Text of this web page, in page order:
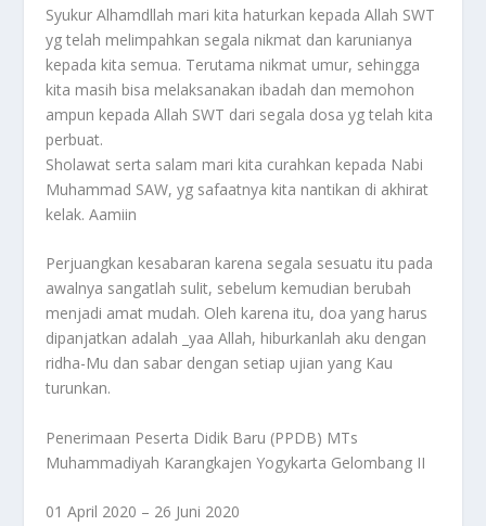
Syukur Alhamdllah mari kita haturkan kepada Allah SWT
yg telah melimpahkan segala nikmat dan karunianya
kepada kita semua. Terutama nikmat umur, sehingga
kita masih bisa melaksanakan ibadah dan memohon
ampun kepada Allah SWT dari segala dosa yg telah kita
perbuat.
Sholawat serta salam mari kita curahkan kepada Nabi
Muhammad SAW, yg safaatnya kita nantikan di akhirat
kelak. Aamiin
Perjuangkan kesabaran karena segala sesuatu itu pada
awalnya sangatlah sulit, sebelum kemudian berubah
menjadi amat mudah. Oleh karena itu, doa yang harus
dipanjatkan adalah _yaa Allah, hiburkanlah aku dengan
ridha-Mu dan sabar dengan setiap ujian yang Kau
turunkan.
Penerimaan Peserta Didik Baru (PPDB) MTs
Muhammadiyah Karangkajen Yogykarta Gelombang II
01 April 2020 – 26 Juni 2020